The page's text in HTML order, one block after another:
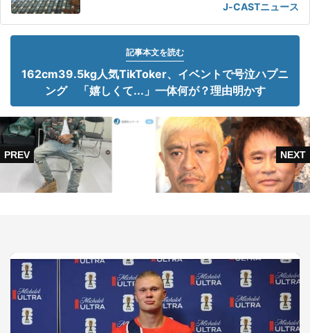
J-CASTニュース
記事本文を読む
162cm39.5kg人気TikToker、イベントで号泣ハプニ
ング 「嬉しくて...」一体何が？理由明かす